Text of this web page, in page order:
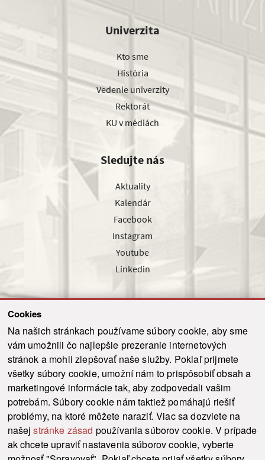
Cookies
Na našich stránkach používame súbory cookie, aby sme
vám umožnili čo najlepšie prezeranie internetových
stránok a mohli zlepšovať naše služby. Pokiaľ prijmete
všetky súbory cookie, umožní nám to prispôsobiť obsah a
marketingové informácie tak, aby zodpovedali vašim
potrebám. Súbory cookie nám taktiež pomáhajú riešiť
problémy, na ktoré môžete naraziť. Viac sa dozviete na
našejstránke zásad používania súborov cookie. V prípade
ak chcete upraviť nastavenia súborov cookie, vyberte
Univerzita
Kto sme
História
Vedenie univerzity
Rektorát
KU v médiách
Sledujte nás
Aktuality
Kalendár
Facebook
Instagram
Youtube
Linkedin
Odoslať
© 2021-2026 ku.sk. Všetky práva vyhradené. Ochrana osobných údajov
Vyhlásenie o prístupnosti |
Admin